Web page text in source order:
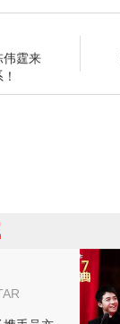
伟霆来